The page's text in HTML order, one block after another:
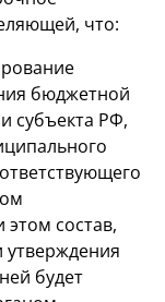
что:
бюджетной
субъекта РФ,
состав,
утверждения
будет